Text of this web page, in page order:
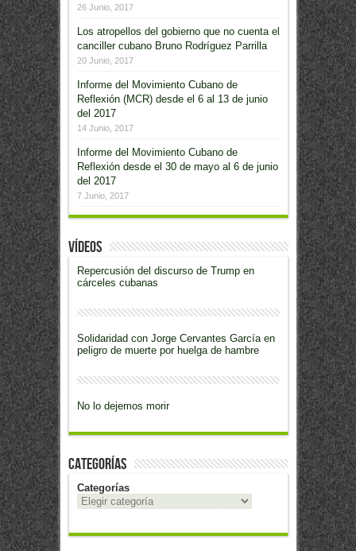
26 Junio, 2017
Los atropellos del gobierno que no cuenta el
canciller cubano Bruno Rodríguez Parrilla
20 Junio, 2017
Informe del Movimiento Cubano de
Reflexión (MCR) desde el 6 al 13 de junio
del 2017
14 Junio, 2017
Informe del Movimiento Cubano de
Reflexión desde el 30 de mayo al 6 de junio
del 2017
7 Junio, 2017
Vídeos
Repercusión del discurso de Trump en
cárceles cubanas
Solidaridad con Jorge Cervantes García en
peligro de muerte por huelga de hambre
No lo dejemos morir
Categorías
Categorías